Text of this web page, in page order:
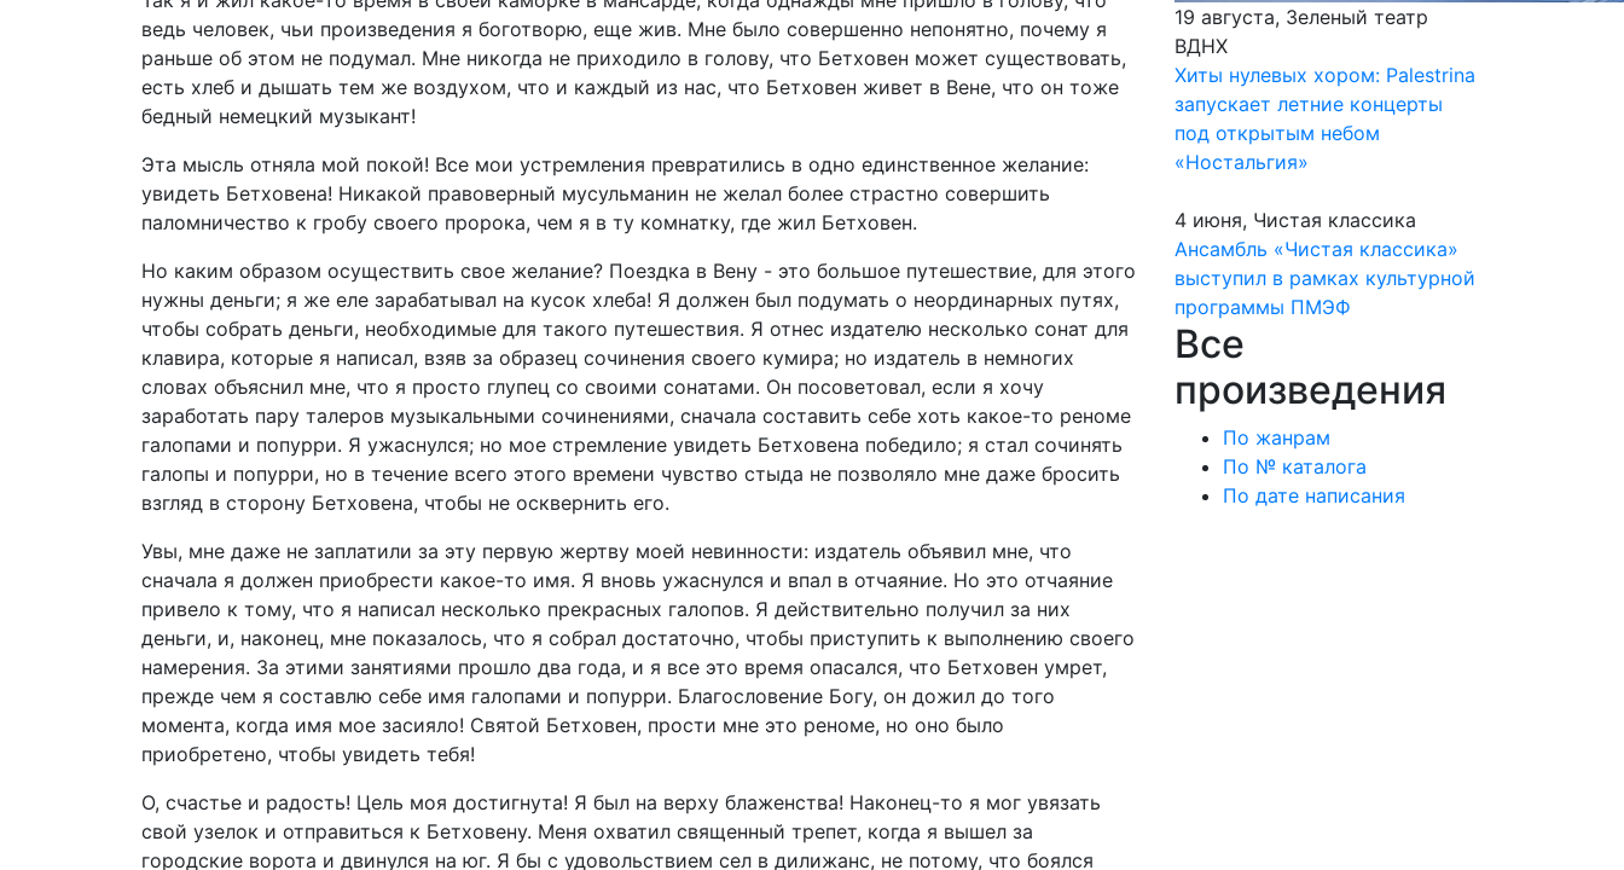
ведь человек, чьи произведения я боготворю, еще жив. Мне было совершенно непонятно, почему я
раньше об этом не подумал. Мне никогда не приходило в голову, что Бетховен может существовать,
есть хлеб и дышать тем же воздухом, что и каждый из нас, что Бетховен живет в Вене, что он тоже
бедный немецкий музыкант!
Эта мысль отняла мой покой! Все мои устремления превратились в одно единственное желание:
увидеть Бетховена! Никакой правоверный мусульманин не желал более страстно совершить
паломничество к гробу своего пророка, чем я в ту комнатку, где жил Бетховен.
Но каким образом осуществить свое желание? Поездка в Вену - это большое путешествие, для этого
нужны деньги; я же еле зарабатывал на кусок хлеба! Я должен был подумать о неординарных путях,
чтобы собрать деньги, необходимые для такого путешествия. Я отнес издателю несколько сонат для
клавира, которые я написал, взяв за образец сочинения своего кумира; но издатель в немногих
словах объяснил мне, что я просто глупец со своими сонатами. Он посоветовал, если я хочу
заработать пару талеров музыкальными сочинениями, сначала составить себе хоть какое-то реноме
галопами и попурри. Я ужаснулся; но мое стремление увидеть Бетховена победило; я стал сочинять
галопы и попурри, но в течение всего этого времени чувство стыда не позволяло мне даже бросить
взгляд в сторону Бетховена, чтобы не осквернить его.
Увы, мне даже не заплатили за эту первую жертву моей невинности: издатель объявил мне, что
сначала я должен приобрести какое-то имя. Я вновь ужаснулся и впал в отчаяние. Но это отчаяние
привело к тому, что я написал несколько прекрасных галопов. Я действительно получил за них
деньги, и, наконец, мне показалось, что я собрал достаточно, чтобы приступить к выполнению своего
намерения. За этими занятиями прошло два года, и я все это время опасался, что Бетховен умрет,
прежде чем я составлю себе имя галопами и попурри. Благословение Богу, он дожил до того
момента, когда имя мое засияло! Святой Бетховен, прости мне это реноме, но оно было
приобретено, чтобы увидеть тебя!
О, счастье и радость! Цель моя достигнута! Я был на верху блаженства! Наконец-то я мог увязать
свой узелок и отправиться к Бетховену. Меня охватил священный трепет, когда я вышел за
городские ворота и двинулся на юг. Я бы с удовольствием сел в дилижанс, не потому, что боялся
19 августа, Зеленый театр
ВДНХ
Хиты нулевых хором: Palestrina
запускает летние концерты
под открытым небом
«Ностальгия»
4 июня, Чистая классика
Ансамбль «Чистая классика»
выступил в рамках культурной
программы ПМЭФ
Все
произведения
По жанрам
По № каталога
По дате написания